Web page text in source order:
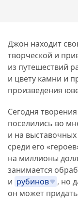
Джон находит
творческой и
из путешествий
и цвету камни и
произведения
Сегодня
поселились во
и на
среди его
на миллионы
занимается
и рубинов
, но
он может